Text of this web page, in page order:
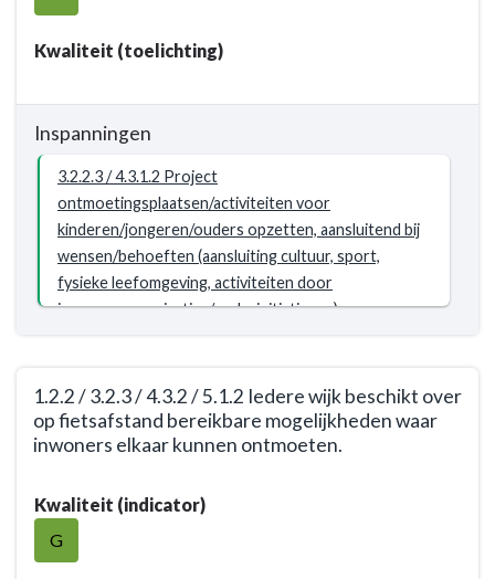
Opgave:
sociaal
domein
Resultaat
4.3.1
Partners
hebben
een
visie
op
samenwerken
Kwaliteit (toelichting)
Inspanningen
3.2.2.3 / 4.3.1.2 Project
ontmoetingsplaatsen/activiteiten voor
kinderen/jongeren/ouders opzetten, aansluitend bij
wensen/behoeften (aansluiting cultuur, sport,
fysieke leefomgeving, activiteiten door
jongerenorganisaties/ouderinitiatieven)
1.2.2 / 3.2.3 / 4.3.2 / 5.1.2 Iedere wijk beschikt over
op fietsafstand bereikbare mogelijkheden waar
inwoners elkaar kunnen ontmoeten.
naar
navigatie
Kwaliteit (indicator)
G